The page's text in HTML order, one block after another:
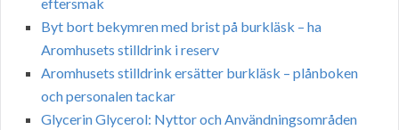
Byt bort bekymren med brist på burkläsk – ha
Aromhusets stilldrink i reserv
Aromhusets stilldrink ersätter burkläsk – plånboken
och personalen tackar
Glycerin Glycerol: Nyttor och Användningsområden